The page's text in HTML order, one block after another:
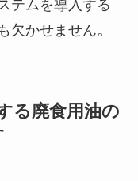
テムを導入する
欠かせません。
る廃食用油の